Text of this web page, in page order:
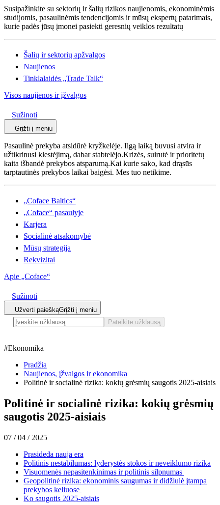
Susipažinkite su sektorių ir šalių rizikos naujienomis, ekonominėmis
studijomis, pasaulinėmis tendencijomis ir mūsų ekspertų patarimais,
kurie padės jūsų įmonei pasiekti geresnių veiklos rezultatų
Šalių ir sektorių apžvalgos
Naujienos
Tinklalaidės „Trade Talk“
Visos naujienos ir įžvalgos
Sužinoti
Grįžti į meniu
Pasaulinė prekyba atsidūrė kryžkelėje. Ilgą laiką buvusi atvira ir
užtikrinusi klestėjimą, dabar stabtelėjo.Krizės, suirutė ir prioritetų
kaita išbandė prekybos atsparumą.Kai kurie sako, kad drąsūs
tarptautinės prekybos laikai baigėsi. Mes tuo netikime.
„Coface Baltics“
„Coface“ pasaulyje
Karjera
Socialinė atsakomybė
Mūsų strategija
Rekvizitai
Apie „Coface“
Sužinoti
Užverti paieškąGrįžti į meniu
Pateikite užklausą
#Ekonomika
Pradžia
Naujienos, įžvalgos ir ekonomika
Politinė ir socialinė rizika: kokių grėsmių saugotis 2025-aisiais
Politinė ir socialinė rizika: kokių grėsmių
saugotis 2025-aisiais
07 / 04 / 2025
Prasideda nauja era
Politinis nestabilumas: lyderystės stokos ir neveiklumo rizika
Visuomenės nepasitenkinimas ir politinis silpnumas
Geopolitinė rizika: ekonominis saugumas ir didžiulė įtampa
prekybos keliuose
Ko saugotis 2025-aisiais